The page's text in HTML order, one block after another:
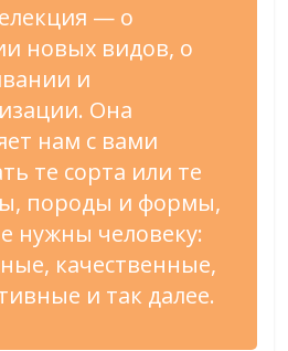
— о
новых видов, о
и
Она
нам с вами
те сорта или те
породы и формы,
нужны человеку:
качественные,
и так далее.